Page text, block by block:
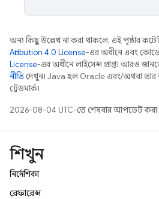
অন্য কিছু উল্লেখ না করা থাকলে, এই পৃষ্ঠার
Attribution 4.0 License-এর অধীনে এবং
License-এর অধীনে লাইসেন্স প্রাপ্ত। আরও
নীতি দেখুন। Java হল Oracle এবং/অথবা তার
ট্রেডমার্ক।
2026-08-04 UTC-তে শেষবার আপডেট করা
শিখুন
নির্দেশিকা
রেফারেন্স